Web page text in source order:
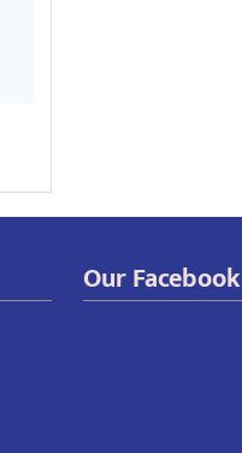
Our Facebook